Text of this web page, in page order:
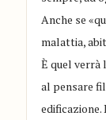
Anche se
malattia,
È quel verrà
al pensare
edificazione.